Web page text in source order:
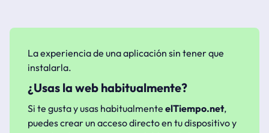
La experiencia de una aplicación sin tener que
instalarla.
¿Usas la web habitualmente?
Si te gusta y usas habitualmente elTiempo.net,
puedes crear un acceso directo en tu dispositivo y